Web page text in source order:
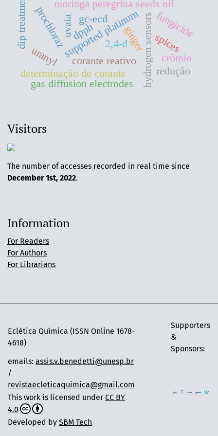
moringa peregrina seeds oil
supported platinum
corante reativo
determinação de corante hydrogen sensors
gas diffusion electrodes
ginger
prochloraz fungicide
spices
dip treatment gc-ecd
2,4-d
crômio
redução
uranyl
dpph
uvaia
Visitors
The number of accesses recorded in real time since
December 1st, 2022.
Information
For Readers
For Authors
For Librarians
Eclética Química (ISSN Online 1678-
4618)
Supporters
&
Sponsors:
emails: assis.v.benedetti@unesp.br
/
revistaecleticaquimica@gmail.com
This work is licensed under CC BY
4.0
Developed by SBM Tech